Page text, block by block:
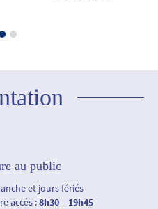
au public
et jours fériés
accés :8h30 – 19h45